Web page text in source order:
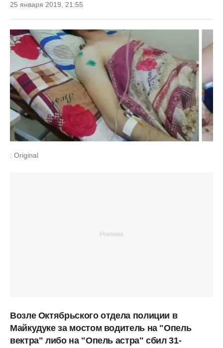
25 января 2019, 21:55
: Original
Возле Октябрьского отдела полиции в
Майкудуке за мостом водитель на "Опель
вектра" либо на "Опель астра" сбил 31-